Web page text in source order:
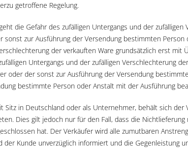
getroffene Regelung.
die Gefahr des zufälligen Untergangs und der
zur Ausführung der Versendung bestimmten
der verkauften Ware grundsätzlich erst
Untergangs und der zufälligen Verschlechterung
oder der sonst zur Ausführung der Versendung
bestimmte Person oder Anstalt mit der Ausführung
Sitz in Deutschland oder als Unternehmer, behält sich
Dies gilt jedoch nur für den Fall, dass die
hat. Der Verkäufer wird alle zumutbaren
der Kunde unverzüglich informiert und die Gegenleistung